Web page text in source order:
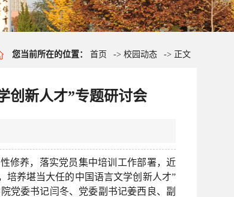
您当前所在的位置： 首页 -> 校园动态 -> 正文
创新人才”专题研讨会
修养，落实党员集中培训工作部署，近
培养堪当大任的中国语言文学创新人才”
党委书记闫冬、党委副书记姜西良、副